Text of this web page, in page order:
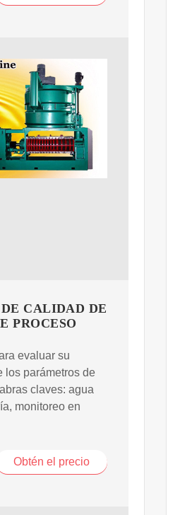
CALIDAD DE
PROCESO
evaluar su
los parámetros de
claves: agua
monitoreo en
Obtén el precio